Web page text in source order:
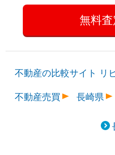
不動産の比較サイト リ
不動産売買
長崎県